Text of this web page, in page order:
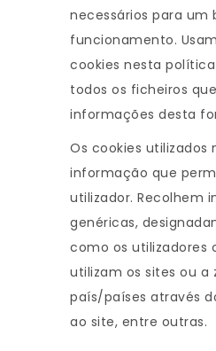
necessários para um
funcionamento.
cookies nesta
todos os ficheiros
informações desta
Os cookies utilizados
informação que
utilizador. Recolhem
genéricas,
como os utilizadores
utilizam os sites ou a
país/países através
ao site, entre outras.